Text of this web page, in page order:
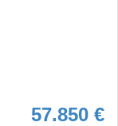
57.850 €